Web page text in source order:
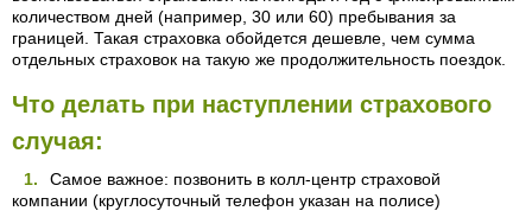
количеством дней (например, 30 или 60) пребывания за
границей. Такая страховка обойдется дешевле, чем сумма
отдельных страховок на такую же продолжительность поездок.
Что делать при наступлении страхового
случая:
Самое важное: позвонить в колл-центр страховой
компании (круглосуточный телефон указан на полисе)